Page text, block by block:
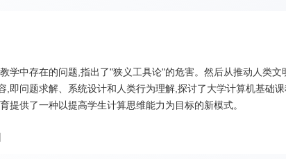
学中存在的问题,指出了"狭义工具论"的危害。然后从推动人类
即问题求解、系统设计和人类行为理解,探讨了大学计算机基础
供了一种以提高学生计算思维能力为目标的新模式。